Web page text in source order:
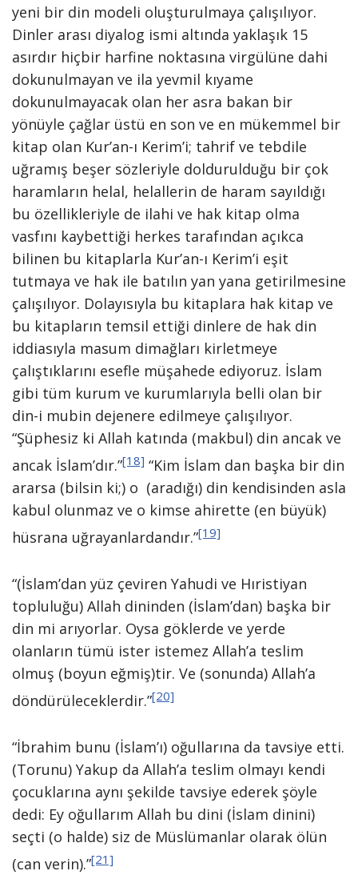
yeni bir din modeli oluşturulmaya çalışılıyor.
Dinler arası diyalog ismi altında yaklaşık 15
asırdır hiçbir harfine noktasına virgülüne dahi
dokunulmayan ve ila yevmil kıyame
dokunulmayacak olan her asra bakan bir
yönüyle çağlar üstü en son ve en mükemmel bir
kitap olan Kur’an-ı Kerim’i; tahrif ve tebdile
uğramış beşer sözleriyle doldurulduğu bir çok
haramların helal, helallerin de haram sayıldığı
bu özellikleriyle de ilahi ve hak kitap olma
vasfını kaybettiği herkes tarafından açıkca
bilinen bu kitaplarla Kur’an-ı Kerim’i eşit
tutmaya ve hak ile batılın yan yana getirilmesine
çalışılıyor. Dolayısıyla bu kitaplara hak kitap ve
bu kitapların temsil ettiği dinlere de hak din
iddiasıyla masum dimağları kirletmeye
çalıştıklarını esefle müşahede ediyoruz. İslam
gibi tüm kurum ve kurumlarıyla belli olan bir
din-i mubin dejenere edilmeye çalışılıyor.
“Şüphesiz ki Allah katında (makbul) din ancak ve
ancak İslam’dır.”[18] “Kim İslam dan başka bir din
ararsa (bilsin ki;) o (aradığı) din kendisinden asla
kabul olunmaz ve o kimse ahirette (en büyük)
hüsrana uğrayanlardandır.”[19]
“(İslam’dan yüz çeviren Yahudi ve Hıristiyan
topluluğu) Allah dininden (İslam’dan) başka bir
din mi arıyorlar. Oysa göklerde ve yerde
olanların tümü ister istemez Allah’a teslim
olmuş (boyun eğmiş)tir. Ve (sonunda) Allah’a
döndürüleceklerdir.”[20]
“İbrahim bunu (İslam’ı) oğullarına da tavsiye etti.
(Torunu) Yakup da Allah’a teslim olmayı kendi
çocuklarına aynı şekilde tavsiye ederek şöyle
dedi: Ey oğullarım Allah bu dini (İslam dinini)
seçti (o halde) siz de Müslümanlar olarak ölün
(can verin).”[21]